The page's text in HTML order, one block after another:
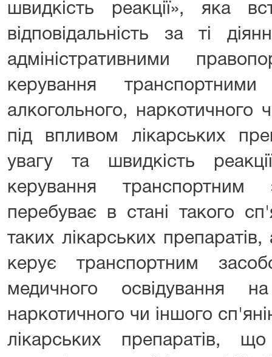
швидкість реакції», яка
відповідальність за ті
адміністративними
керування
алкогольного, наркотичного
під впливом лікарських
увагу та швидкість
керування
перебуває в стані такого
таких лікарських
керує транспортним
медичного освідування
наркотичного чи іншого
лікарських препаратів,